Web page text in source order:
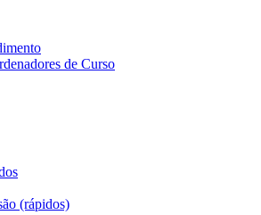
de Curso
(rápidos)